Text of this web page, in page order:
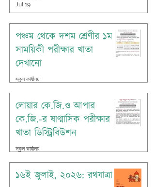
Jul 19
পঞ্চম থেকে দশম শ্রেণীর ১ম
সাময়িকী পরীক্ষার খাতা
দেখানো
স্কুল কার্যালয়
লোয়ার কে.জি.ও আপার
কে.জি.-র ষাণ্মাসিক পরীক্ষার
খাতা ডিস্ট্রিবিউশন
স্কুল কার্যালয়
১৬ই জুলাই, ২০২৬: রথযাত্রা